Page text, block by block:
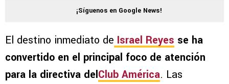
¡Síguenos en Google News!
El destino inmediato de Israel Reyes se ha
convertido en el principal foco de atención
para la directiva delClub América. Las